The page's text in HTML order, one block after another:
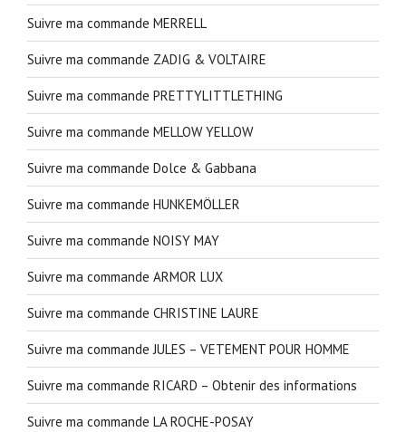
Suivre ma commande MERRELL
Suivre ma commande ZADIG & VOLTAIRE
Suivre ma commande PRETTYLITTLETHING
Suivre ma commande MELLOW YELLOW
Suivre ma commande Dolce & Gabbana
Suivre ma commande HUNKEMÖLLER
Suivre ma commande NOISY MAY
Suivre ma commande ARMOR LUX
Suivre ma commande CHRISTINE LAURE
Suivre ma commande JULES – VETEMENT POUR HOMME
Suivre ma commande RICARD – Obtenir des informations
Suivre ma commande LA ROCHE-POSAY